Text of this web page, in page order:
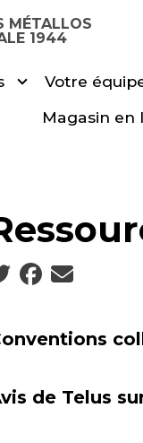
MÉTALLOS
1944
Votre
Magasin en
share icons
de Telus